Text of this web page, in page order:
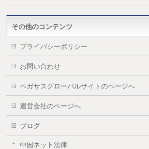
その他のコンテンツ
プライバシーポリシー
お問い合わせ
ペガサスグローバルサイトのページへ
運営会社のページへ
ブログ
中国ネット法律